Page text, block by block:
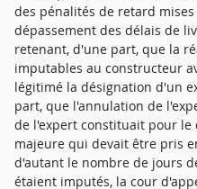
des pénalités de retard
dépassement des délais de
retenant, d'une part, que la
imputables au constructeur
légitimé la désignation d'un
part, que l'annulation de
de l'expert constituait pour
majeure qui devait être pris
d'autant le nombre de jours
étaient imputés, la cour